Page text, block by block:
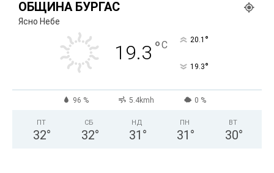
ОБЩИНА БУРГАС
Ясно Небе
19.3 °C 20.1 °
19.3°
96 % 5.4kmh 0 %
ПТ
32°
СБ
32°
НД
31 °
ПН
31 °
ВТ
30°